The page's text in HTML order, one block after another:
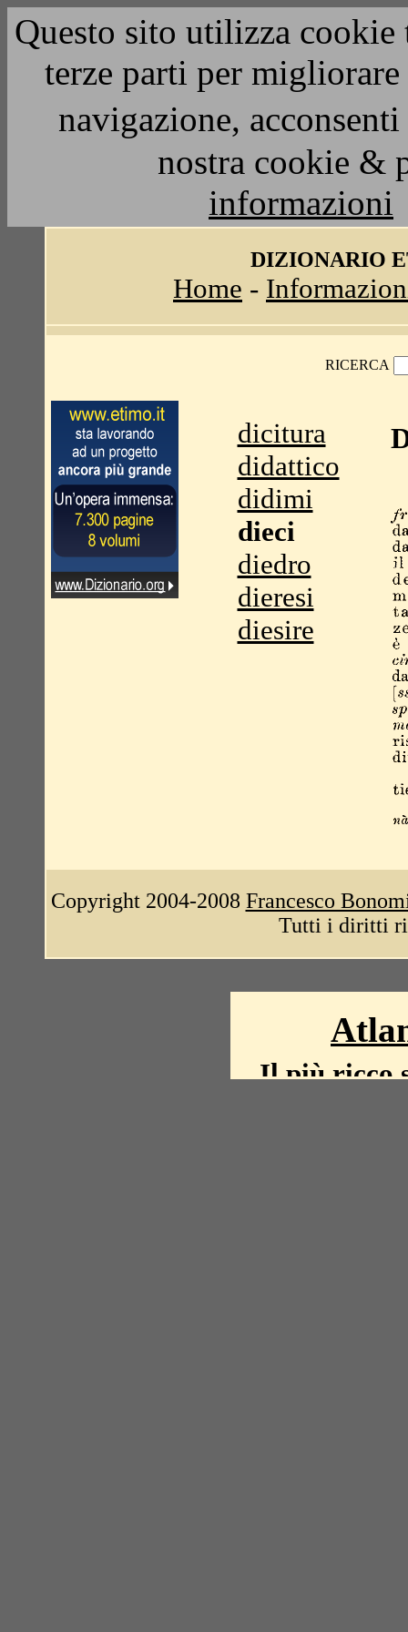
Questo sito utilizza
terze parti per
navigazione,
nostra cookie &
informazioni
DIZIONARIO
Home -
RICERCA
dicitura
didattico
didimi
dieci
diedro
dieresi
diesire
Copyright 2004-2008 Francesco
Tutti i diritti
Il più ricco